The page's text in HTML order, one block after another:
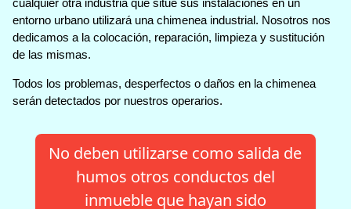
cualquier otra industria que situe sus instalaciones en un
entorno urbano utilizará una chimenea industrial. Nosotros nos
dedicamos a la colocación, reparación, limpieza y sustitución
de las mismas.
Todos los problemas, desperfectos o daños en la chimenea
serán detectados por nuestros operarios.
No deben utilizarse como salida de
humos otros conductos del
inmueble que hayan sido